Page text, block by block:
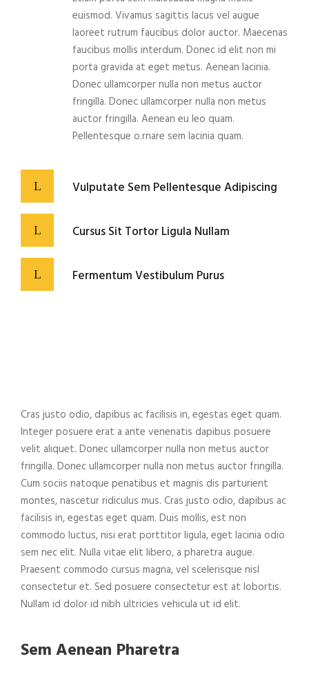
euismod. Vivamus sagittis lacus vel augue
laoreet rutrum faucibus dolor auctor. Maecenas
faucibus mollis interdum. Donec id elit non mi
porta gravida at eget metus. Aenean lacinia.
Donec ullamcorper nulla non metus auctor
fringilla. Donec ullamcorper nulla non metus
auctor fringilla. Aenean eu leo quam.
Pellentesque o.rnare sem lacinia quam.
Vulputate Sem Pellentesque Adipiscing
Cursus Sit Tortor Ligula Nullam
Fermentum Vestibulum Purus
Cras justo odio, dapibus ac facilisis in, egestas eget quam.
Integer posuere erat a ante venenatis dapibus posuere
velit aliquet. Donec ullamcorper nulla non metus auctor
fringilla. Donec ullamcorper nulla non metus auctor fringilla.
Cum sociis natoque penatibus et magnis dis parturient
montes, nascetur ridiculus mus. Cras justo odio, dapibus ac
facilisis in, egestas eget quam. Duis mollis, est non
commodo luctus, nisi erat porttitor ligula, eget lacinia odio
sem nec elit. Nulla vitae elit libero, a pharetra augue.
Praesent commodo cursus magna, vel scelerisque nisl
consectetur et. Sed posuere consectetur est at lobortis.
Nullam id dolor id nibh ultricies vehicula ut id elit.
Sem Aenean Pharetra